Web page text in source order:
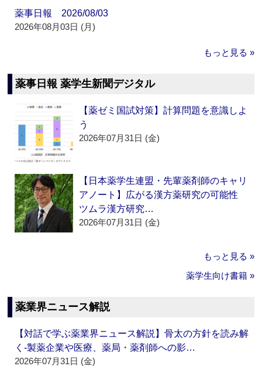
薬事日報 2026/08/03
2026年08月03日 (月)
もっと見る »
薬事日報 薬学生新聞デジタル
【薬ゼミ国試対策】計算問題を意識しよ
う
2026年07月31日 (金)
【日本薬学生連盟・先輩薬剤師のキャリ
アノート】広がる漢方薬研究の可能性
ツムラ漢方研究…
2026年07月31日 (金)
もっと見る »
薬学生向け書籍 »
薬業界ニュース解説
【対話で学ぶ薬業界ニュース解説】骨太の方針を読み解
く‐製薬企業や医療、薬局・薬剤師への影…
2026年07月31日 (金)